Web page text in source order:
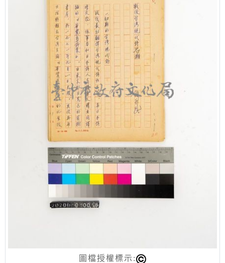
圖檔授權標示: